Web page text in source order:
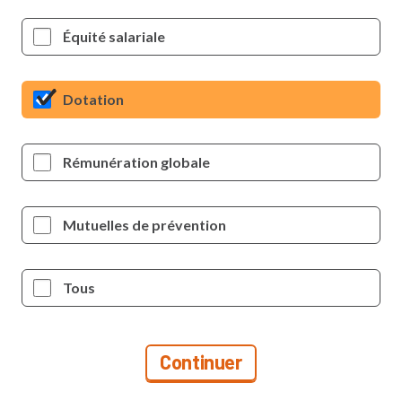
Équité salariale
Dotation
Rémunération globale
Mutuelles de prévention
Tous